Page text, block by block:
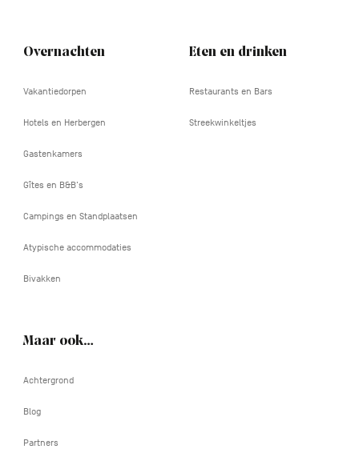
Overnachten
Vakantiedorpen
Hotels en Herbergen
Gastenkamers
Gîtes en B&B's
Campings en Standplaatsen
Atypische accommodaties
Bivakken
Eten en drinken
Restaurants en Bars
Streekwinkeltjes
Maar ook…
Achtergrond
Blog
Partners